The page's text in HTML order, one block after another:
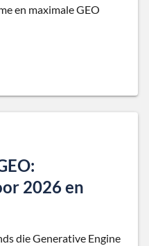
en maximale GEO
2026 en
die Generative Engine